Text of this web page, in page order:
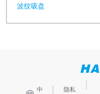
波纹吸盘
中
隐私